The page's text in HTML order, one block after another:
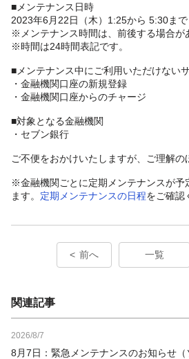
■メンテナンス日時
2023年6月22日（木）1:25から 5:30まで
※メンテナンス時間は、前後する場合が
※時間は24時間表記です。
■メンテナンス中にご利用いただけない
・金融機関口座の新規登録
・金融機関口座からのチャージ
■対象となる金融機関
・セブン銀行
ご不便をおかけいたしますが、ご理解の
※金融機関ごとに定期メンテナンスが予
ます。 定期メンテナンスの日程をご確認
前へ 一覧
関連記事
2026/8/7
8月7日：緊急メンテナンスのお知らせ（